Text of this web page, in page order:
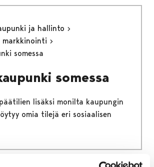
ja hallinto
somessa
somessa
lisäksi monilta kaupungin
omia tilejä eri sosiaalisen